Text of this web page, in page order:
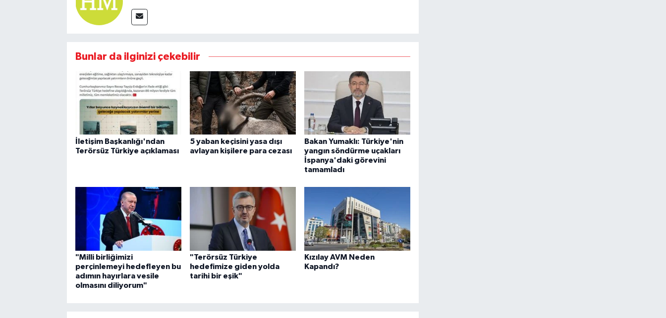
Bunlar da ilginizi çekebilir
İletişim Başkanlığı'ndan
Terörsüz Türkiye açıklaması
5 yaban keçisini yasa dışı
avlayan kişilere para cezası
Bakan Yumaklı: Türkiye'nin
yangın söndürme uçakları
İspanya'daki görevini
tamamladı
"Milli birliğimizi
perçinlemeyi hedefleyen bu
adımın hayırlara vesile
olmasını diliyorum"
"Terörsüz Türkiye
hedefimize giden yolda
tarihi bir eşik"
Kızılay AVM Neden
Kapandı?